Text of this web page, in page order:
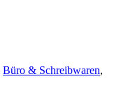
Büro & Schreibwaren,